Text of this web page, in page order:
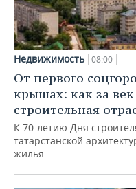
Недвижимость 08:00
От первого
крышах: как за
строительная
К 70-летию Дня
татарстанской
жилья